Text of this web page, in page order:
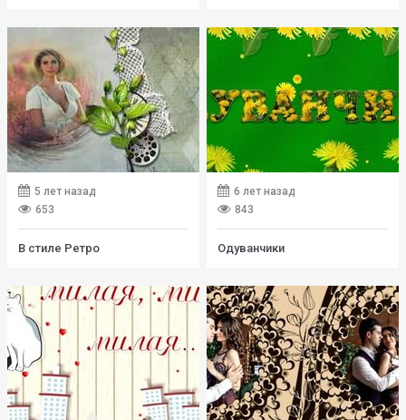
5 лет назад
653
В стиле Ретро
6 лет назад
843
Одуванчики